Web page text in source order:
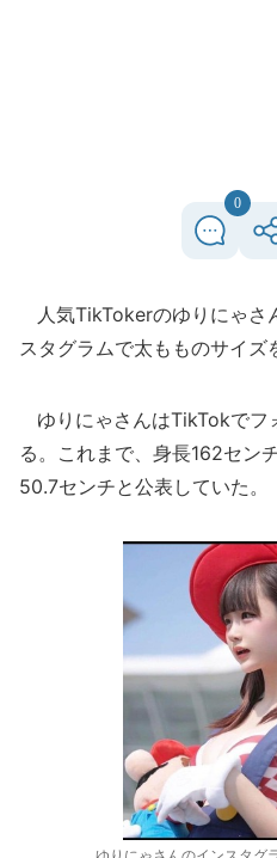
0
人気TikTokerのゆりにゃさ
スタグラムで太もものサイズ
ゆりにゃさんはTikTokでフ
る。これまで、身長162セン
50.7センチと公表していた。